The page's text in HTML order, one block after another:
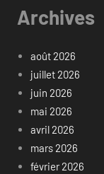
Archives
août 2026
juillet 2026
juin 2026
mai 2026
avril 2026
mars 2026
février 2026